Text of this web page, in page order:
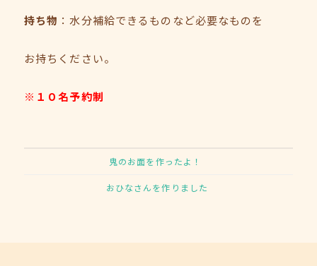
持ち物 ：水分補給できるものなど必要なものを
お持ちください。
※１０名予約制
鬼のお面を作ったよ！
おひなさんを作りました